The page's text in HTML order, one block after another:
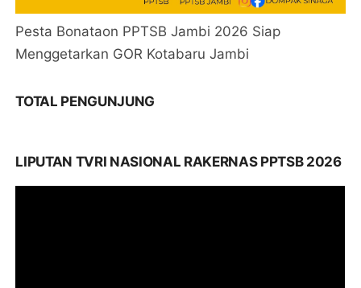
Pesta Bonataon PPTSB Jambi 2026 Siap
Menggetarkan GOR Kotabaru Jambi
TOTAL PENGUNJUNG
LIPUTAN TVRI NASIONAL RAKERNAS PPTSB 2026